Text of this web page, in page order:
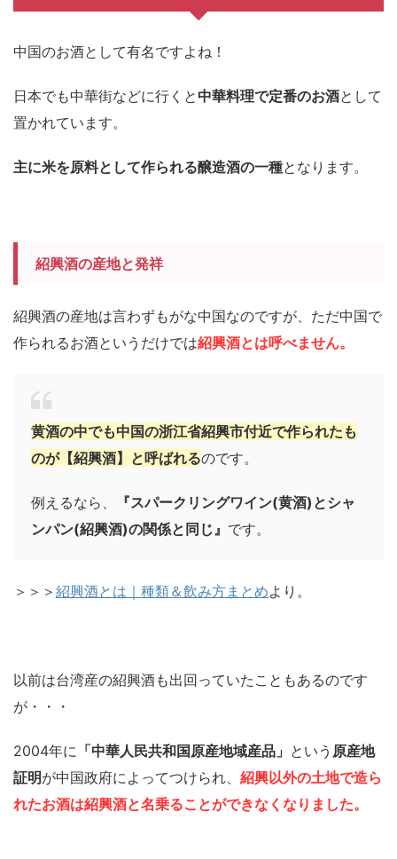
中国のお酒として有名ですよね！
日本でも中華街などに行くと 中華料理で定番のお酒として
置かれています。
主に米を原料として作られる醸造酒の一種となります。
紹興酒の産地と発祥
紹興酒の産地は言わずもがな中国なのですが、ただ中国で
作られるお酒というだけでは紹興酒とは呼べません。
黄酒の中でも中国の浙江省紹興市付近で作られたも
のが【紹興酒】と呼ばれるのです。
例えるなら、
『スパークリングワイン(黄酒)とシャ
ンパン(紹興酒)の関係と同じ』 です。
＞＞＞ 紹興酒とは｜種類＆飲み方まとめより。
以前は台湾産の紹興酒も出回っていたこともあるのです
が・・・
2004年に 「中華人民共和国原産地域産品」 という 原産地
証明が中国政府によってつけられ、 紹興以外の土地で造ら
れたお酒は紹興酒と名乗ることができなくなりました。